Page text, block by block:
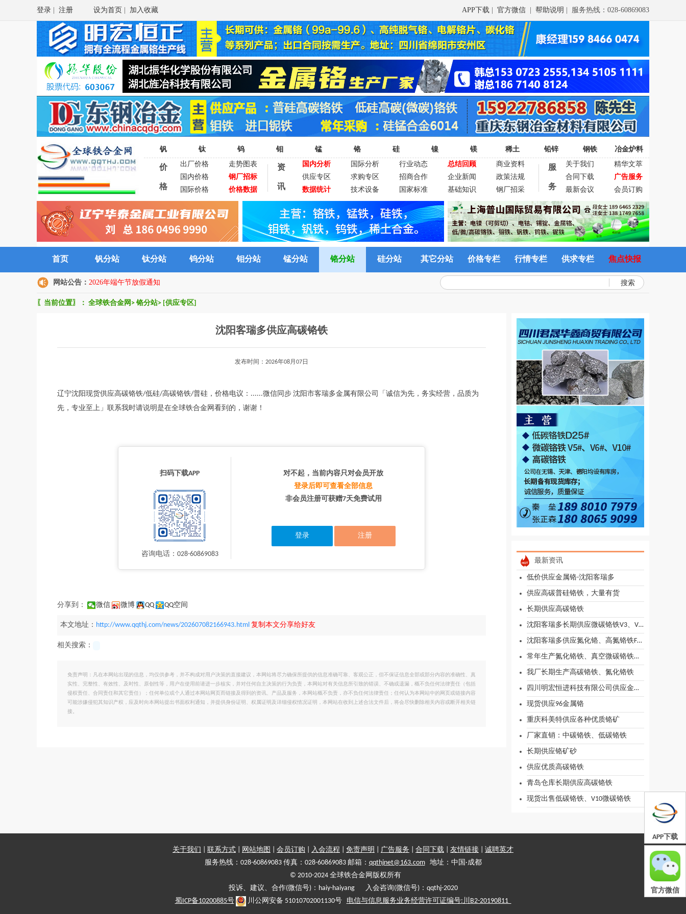
登录 注册 设为首页 加入收藏 APP下载 官方微信 帮助说明 | 服务热线：028-60869083
钒 钛 钨 钼 锰 铬 硅 镍 镁 稀土 铅锌 钢铁 冶金炉料
价
格
出厂价格
走势图表
国内价格
钢厂招标
国际价格
价格数据
资
讯
国内分析 国际分析 行业动态 总结回顾
商业资料
供应专区
求购专区 招商合作 企业新闻
政策法规
数据统计
技术设备 国家标准 基础知识 钢厂招采
服
务
关于我们
精华文萃
合同下载
广告服务
最新会议
会员订购
首页 钒分站 钛分站 钨分站 钼分站 锰分站 铬分站 硅分站 其它分站 价格专栏 行情专栏 供求专栏 焦点快报
网站公告： 2026年端午节放假通知 搜索
〖当前位置〗： 全球铁合金网 > 铬分站> [供应专区]
沈阳客瑞多供应高碳铬铁
发布时间：2026年08月07日
辽宁沈阳现货供应高碳铬铁/低硅/高碳铬铁/普硅，价格电议：......微信同步 沈阳市客瑞多金属有限公司「诚信为先，务实经营，品质为
先，专业至上」联系我时请说明是在全球铁合金网看到的，谢谢！
扫码下载APP
咨询电话：028-60869083
对不起，当前内容只对会员开放
登录后即可查看全部信息
非会员注册可获赠7天免费试用
登录 注册
分享到： 微信 微博 QQ QQ空间
本文地址： http://www.qqthj.com/news/202607082166943.html 复制本文分享给好友
相关搜索：
免责声明：凡在本网站出现的信息，均仅供参考，并不构成对用户决策的直接建议，本网站将尽力确保所提供的信息准确可靠、客观公正，但不保证信息全部或部分内容的准确性、真
实性、完整性、有效性、及时性、原创性等，用户在使用前请进一步核实，并对任何自主决策的行为负责，本网站对有关信息所引致的错误、不确或遗漏，概不负任何法律责任（包括
侵权责任、合同责任和其它责任）；任何单位或个人通过本网站网页而链接及得到的资讯、产品及服务，本网站概不负责，亦不负任何法律责任；任何认为本网站中的网页或链接内容
可能涉嫌侵犯其知识产权，应及时向本网站提出书面权利通知，并提供身份证明、权属证明及详细侵权情况证明，本网站在收到上述合法文件后，将会尽快删除相关内容或断开相关链
接。
最新资讯
低价供应金属铬-沈阳客瑞多
供应高碳普硅铬铁，大量有货
长期供应高碳铬铁
沈阳客瑞多长期供应微碳铬铁V3、V6、V10
沈阳客瑞多供应氮化铬、高氮铬铁FENCR6-B N8
常年生产氮化铬铁、真空微碳铬铁、硅铝合金
我厂长期生产高碳铬铁、氮化铬铁
四川明宏恒进科技有限公司供应金属铬
现货供应96金属铬
重庆科美特供应各种优质铬矿
厂家直销：中碳铬铁、低碳铬铁
长期供应铬矿砂
供应优质高碳铬铁
青岛仓库长期供应高碳铬铁
现货出售低碳铬铁、V10微碳铬铁
关于我们 联系方式 网站地图 会员订购 入会流程 免责声明 广告服务 合同下载 友情链接
诚聘英才
服务热线：028-60869083 传真：028-60869083 邮箱： qqthjnet@163.com地址：中国·成都
© 2010-2024 全球铁合金网版权所有
投诉、建议、合作(微信号)：haiy-haiyang 入会咨询(微信号)：qqthj-2020
蜀ICP备10200885号
川公网安备 51010702001130号 电信与信息服务业务经营许可证编号:川B2-20190811
APP下载
官方微信